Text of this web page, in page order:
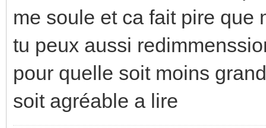
me soule et ca fait pire que
tu peux aussi
pour quelle soit moins
soit agréable a lire